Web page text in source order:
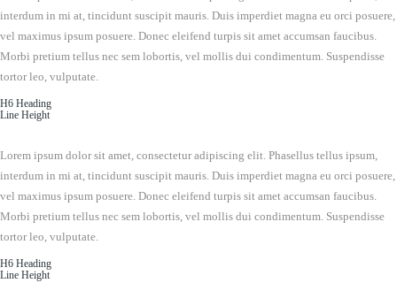
interdum in mi at, tincidunt suscipit mauris. Duis imperdiet magna eu orci posuere,
vel maximus ipsum posuere. Donec eleifend turpis sit amet accumsan faucibus.
Morbi pretium tellus nec sem lobortis, vel mollis dui condimentum. Suspendisse
tortor leo, vulputate.
H6 Heading
Line Height
Lorem ipsum dolor sit amet, consectetur adipiscing elit. Phasellus tellus ipsum,
interdum in mi at, tincidunt suscipit mauris. Duis imperdiet magna eu orci posuere,
vel maximus ipsum posuere. Donec eleifend turpis sit amet accumsan faucibus.
Morbi pretium tellus nec sem lobortis, vel mollis dui condimentum. Suspendisse
tortor leo, vulputate.
H6 Heading
Line Height